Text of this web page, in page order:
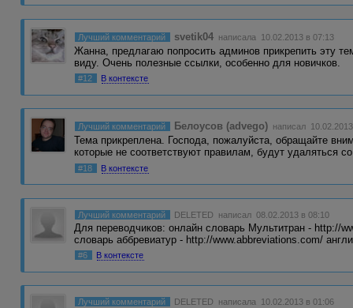
Лучший комментарий svetik04 написала 10.02.2013 в 07:13
Жанна, предлагаю попросить админов прикрепить эту
виду. Очень полезные ссылки, особенно для новичков.
#12 В контексте
Лучший комментарий Белоусов (advego) написал
Тема прикреплена. Господа, пожалуйста, обращайте
которые не соответствуют правилам, будут удаляться
#18 В контексте
Лучший комментарий DELETED написал 08.02.2013 в 08:10
Для переводчиков: онлайн словарь Мультитран - http://
словарь аббревиатур - http://www.abbreviations.com/
#6 В контексте
Лучший комментарий DELETED написала 10.02.2013 в 01:06